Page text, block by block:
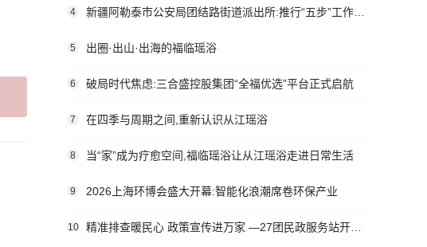
4 新疆阿勒泰市公安局团结路街道派出所:推行“五步”工作法 打造新时代“枫”景线
5 出圈·出山·出海的福临瑶浴
6 破局时代焦虑:三合盛控股集团“全福优选”平台正式启航
7 在四季与周期之间,重新认识从江瑶浴
8 当“家”成为疗愈空间,福临瑶浴让从江瑶浴走进日常生活
9 2026上海环博会盛大开幕:智能化浪潮席卷环保产业
10 精准排查暖民心 政策宣传进万家 —27团民政服务站开展社会救助入户走访活动